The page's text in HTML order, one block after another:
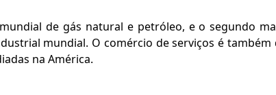
de gás natural e petróleo, e o segundo
mundial. O comércio de serviços é também
na América.